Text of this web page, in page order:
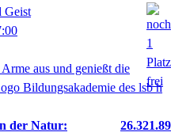
Geist
der Natur:
26.321.89